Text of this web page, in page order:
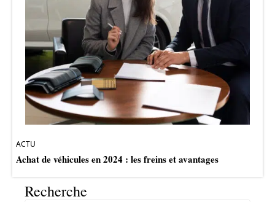
ACTU
Achat de véhicules en 2024 : les freins et avantages
Recherche